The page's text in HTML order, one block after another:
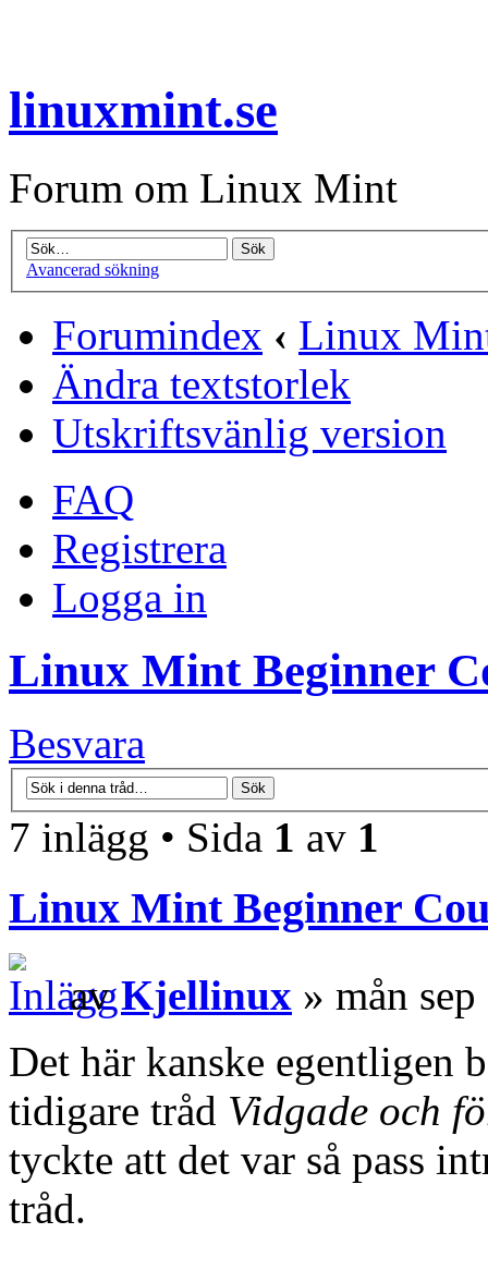
linuxmint.se
Forum om Linux Mint
Avancerad sökning
Forumindex ‹ Linux
Ändra textstorlek
Utskriftsvänlig version
FAQ
Registrera
Logga in
Linux Mint Beginner
Besvara
7 inlägg • Sida 1 av 1
Linux Mint Beginner
avKjellinux » mån
Det här kanske egentligen
tidigare tråd Vidgade och
tyckte att det var så pass
tråd.